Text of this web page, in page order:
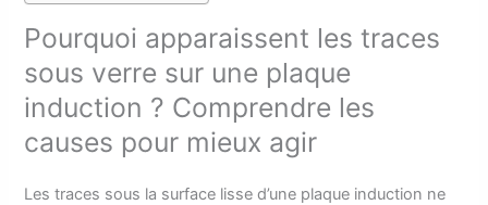
Pourquoi apparaissent les traces
sous verre sur une plaque
induction ? Comprendre les
causes pour mieux agir
Les traces sous la surface lisse d’une plaque induction ne